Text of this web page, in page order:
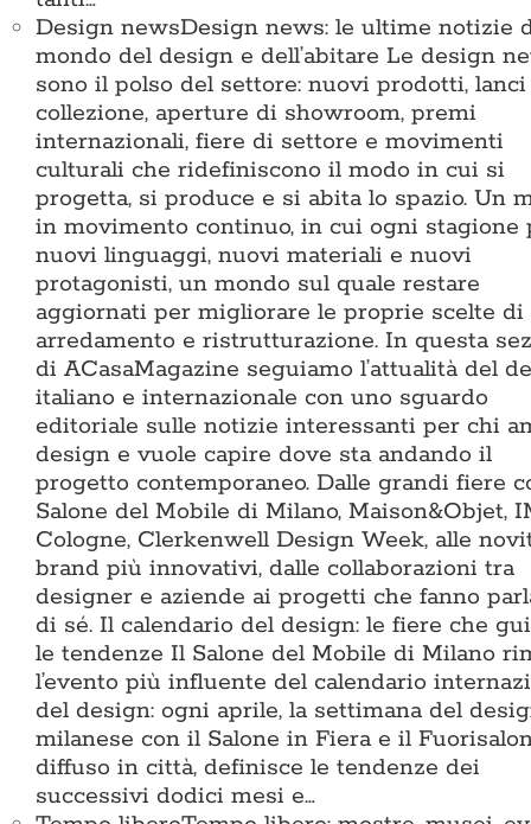
Design newsDesign news: le ultime notizie
mondo del design e dell’abitare Le design
sono il polso del settore: nuovi prodotti,
collezione, aperture di showroom, premi
internazionali, fiere di settore e movimenti
culturali che ridefiniscono il modo in cui si
progetta, si produce e si abita lo spazio. Un
in movimento continuo, in cui ogni stagione
nuovi linguaggi, nuovi materiali e nuovi
protagonisti, un mondo sul quale restare
aggiornati per migliorare le proprie scelte di
arredamento e ristrutturazione. In questa
di ACasaMagazine seguiamo l’attualità del
italiano e internazionale con uno sguardo
editoriale sulle notizie interessanti per chi
design e vuole capire dove sta andando il
progetto contemporaneo. Dalle grandi fiere
Salone del Mobile di Milano, Maison&Objet,
Cologne, Clerkenwell Design Week, alle
brand più innovativi, dalle collaborazioni tra
designer e aziende ai progetti che fanno
di sé. Il calendario del design: le fiere che
le tendenze Il Salone del Mobile di Milano
l’evento più influente del calendario
del design: ogni aprile, la settimana del
milanese con il Salone in Fiera e il
diffuso in città, definisce le tendenze dei
successivi dodici mesi e…